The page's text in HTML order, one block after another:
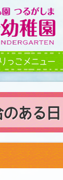
っこメニュー
のある日